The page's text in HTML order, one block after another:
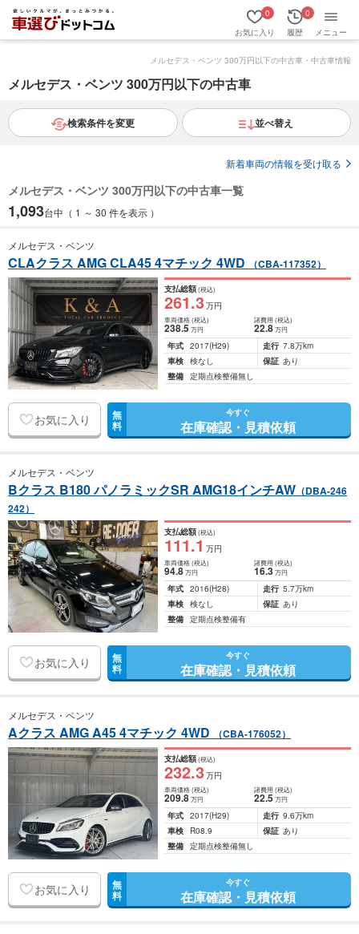
お気に入り
0
履歴
0
メニュー
メルセデス・ベンツ 300万円以下の中古車・中古車情報
メルセデス・ベンツ 300万円以下の中古車
検索条件を変更 並べ替え
新着車両の情報を受け取る
メルセデス・ベンツ 300万円以下の中古車一覧
1,093台中（ 1 ～ 30 件を表示 ）
メルセデス・ベンツ
CLAクラス AMG CLA45 4マチック 4WD （CBA-117352）
支払総額(税込)
261.3万円
車両価格(税込)
238.5万円
諸費用 (税込)
22.8 万円
年式 2017(H29) 走行 7.8万km
車検 検なし 保証 あり
整備 定期点検整備無し
お気に入り 無
料
今すぐ
在庫確認・見積依頼
メルセデス・ベンツ
Bクラス B180 パノラミックSR AMG18インチAW （DBA-246
242）
支払総額(税込)
111.1 万円
車両価格(税込)
94.8万円
諸費用 (税込)
16.3 万円
年式 2016(H28) 走行 5.7万km
車検 検なし 保証 あり
整備 定期点検整備有
お気に入り 無
料
今すぐ
在庫確認・見積依頼
メルセデス・ベンツ
Aクラス AMG A45 4マチック 4WD （CBA-176052）
支払総額(税込)
232.3万円
車両価格(税込)
209.8万円
諸費用 (税込)
22.5 万円
年式 2017(H29) 走行 9.6万km
車検
R08.9 保証 あり
整備 定期点検整備無し
お気に入り 無
料
今すぐ
在庫確認・見積依頼